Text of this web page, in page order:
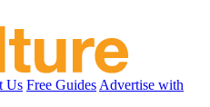
Us Free Guides Advertise with